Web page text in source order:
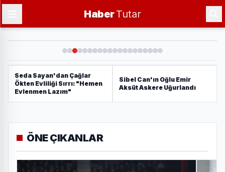
HaberTutar
Seda Sayan'dan Çağlar
Ökten Evliliği Sırrı: "Hemen
Evlenmen Lazım"
Sibel Can'ın Oğlu Emir
Aksüt Askere Uğurlandı
ÖNE ÇIKANLAR